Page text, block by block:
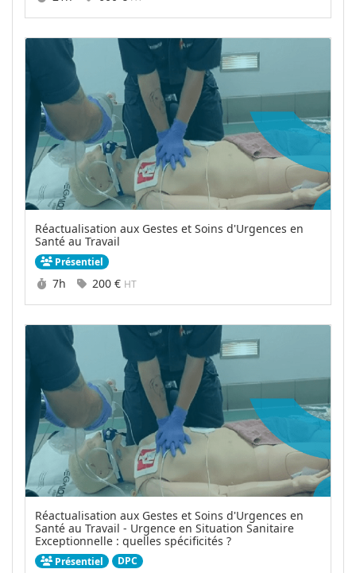
Réactualisation aux Gestes et Soins d'Urgences en
Santé au Travail
Présentiel
Durée :
7h Prix :
200 € HT
Réactualisation aux Gestes et Soins d'Urgences en
Santé au Travail - Urgence en Situation Sanitaire
Exceptionnelle : quelles spécificités ?
Présentiel DPC